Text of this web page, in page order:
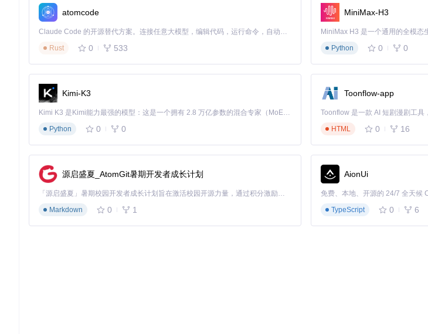
智能招聘工具时间标签系统
智能时间筛选的扩展应用场景有哪些？
行业招聘周期分析
能帮助求职者制定行业差异化的求职时间表。
远程工作机会识别
著提高成功率。
关注目标公司的岗位发布频率和时间模式，可以判断其真实招聘需求。某上市公司连续一周每天发布相同岗位
题，帮助求职者规避潜在风险。
个性化求职策略生成器
根据你的求职阶段，选择适合的时间管理策略：
atomcode
Claude Code 的开源替代方案。连接任意大模型，编辑代码，运行命令，自动验证 — 全自动执行。用 Rust 构建，极致性能。 ｜ An open-source alternative to Claude Code. Connect any LLM, edit code, run commands, and verify changes — autonomously. Built in Rust for speed. Get Started
Rust
0 533
MiniMax-H3
Python
0 0
Kimi-K3
Kimi K3 是Kimi能力最强的模型：这是一个拥有 2.8 万亿参数的混合专家（MoE）模型，具备原生视觉理解能力，并支持 100 万 token 的上下文窗口。
Python
0 0
Toonflow-app
HTML
0 16
源启盛夏_AtomGit暑期开发者成长计划
「源启盛夏」暑期校园开发者成长计划旨在激活校园开源力量，通过积分激励、认证扶持、资源倾斜等形式，引导高校组织和开发者完成「入驻 — 建项目 — 做贡献 — 获认证 — 得资源」的完整闭环。无论你是想带领社团入驻平台的组织者，还是希望用代码贡献证明自己的开发者，都能在这里找到属于你的成长路径。
Markdown
0 1
AionUi
TypeScript
0 6